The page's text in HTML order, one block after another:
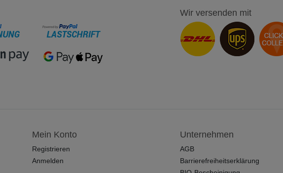
Wir versenden mit
Mein Konto
Registrieren
Anmelden
Unternehmen
AGB
Barrierefreiheitserklärung